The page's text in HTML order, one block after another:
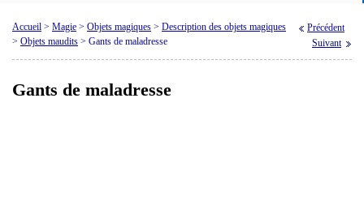
Accueil > Magie > Objets magiques > Description des objets magiques
> Objets maudits > Gants de maladresse
Précédent
Suivant
Gants de maladresse